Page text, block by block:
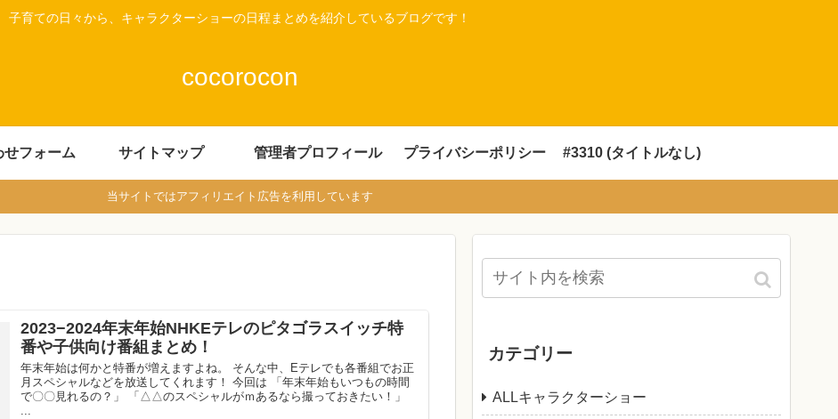
子育ての日々から、キャラクターショーの日程まとめを紹介しているブログです！
cocorocon
せフォーム サイトマップ 管理者プロフィール プライバシーポリシー #3310 (タイトルなし)
当サイトではアフィリエイト広告を利用しています
2023−2024年末年始NHKEテレのピタゴラスイッチ特
番や子供向け番組まとめ！
年末年始は何かと特番が増えますよね。 そんな中、Eテレでも各番組でお正
月スペシャルなどを放送してくれます！ 今回は 「年末年始もいつもの時間
で〇〇見れるの？」 「△△のスペシャルがｍあるなら撮っておきたい！」
...
カテゴリー
ALLキャラクターショー